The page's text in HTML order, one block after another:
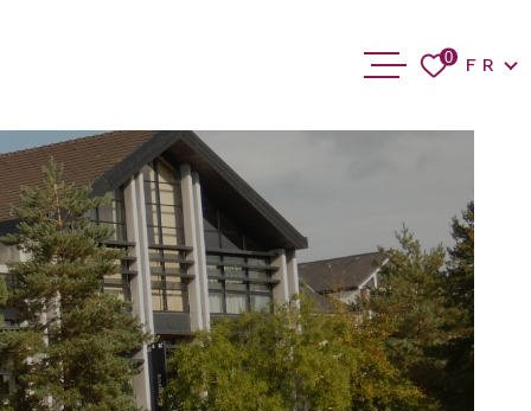
ACCUEIL
ACHETER
VENDRE
BIENS
BLOG
0 Langue
FR